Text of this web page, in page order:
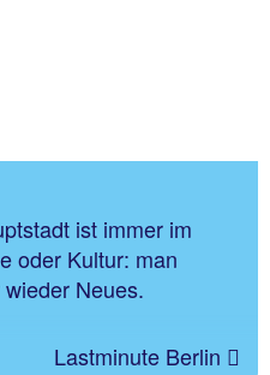
ist immer im
oder Kultur: man
Neues.
Lastminute Berlin